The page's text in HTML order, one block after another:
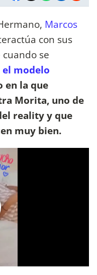
Marcos
con sus
se
el modelo
en la que
Morita, uno de
reality y que
muy bien.